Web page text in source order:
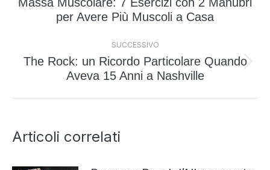
Post
per Avere Più Muscoli a Casa
SUCCESSIVO
Prossimo
The Rock: un Ricordo Particolare Quando
Aveva 15 Anni a Nashville
Articoli correlati